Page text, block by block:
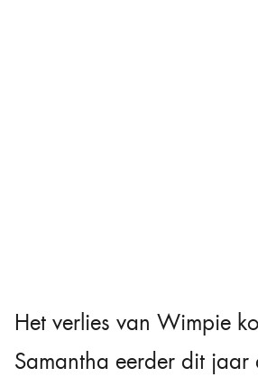
Het verlies van Wimpie
Samantha eerder dit jaar